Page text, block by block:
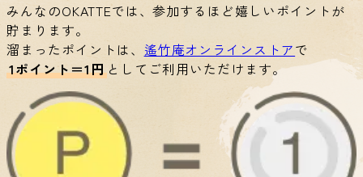
みんなのOKATTEでは、参加するほど嬉しいポイントが
貯まります。
溜まったポイントは、 遙竹庵オンラインストアで
1ポイント＝1円 としてご利用いただけます。